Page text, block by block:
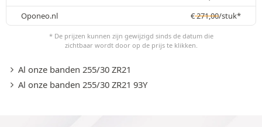
Oponeo.nl
€271,00/stuk*
* De prijzen kunnen zijn gewijzigd sinds de datum die
zichtbaar wordt door op de prijs te klikken.
Al onze banden 255/30 ZR21
Al onze banden 255/30 ZR21 93Y